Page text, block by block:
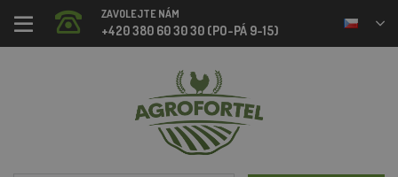
ZAVOLEJTE NÁM
+420 380 60 30 30 (PO-PÁ 9-15)